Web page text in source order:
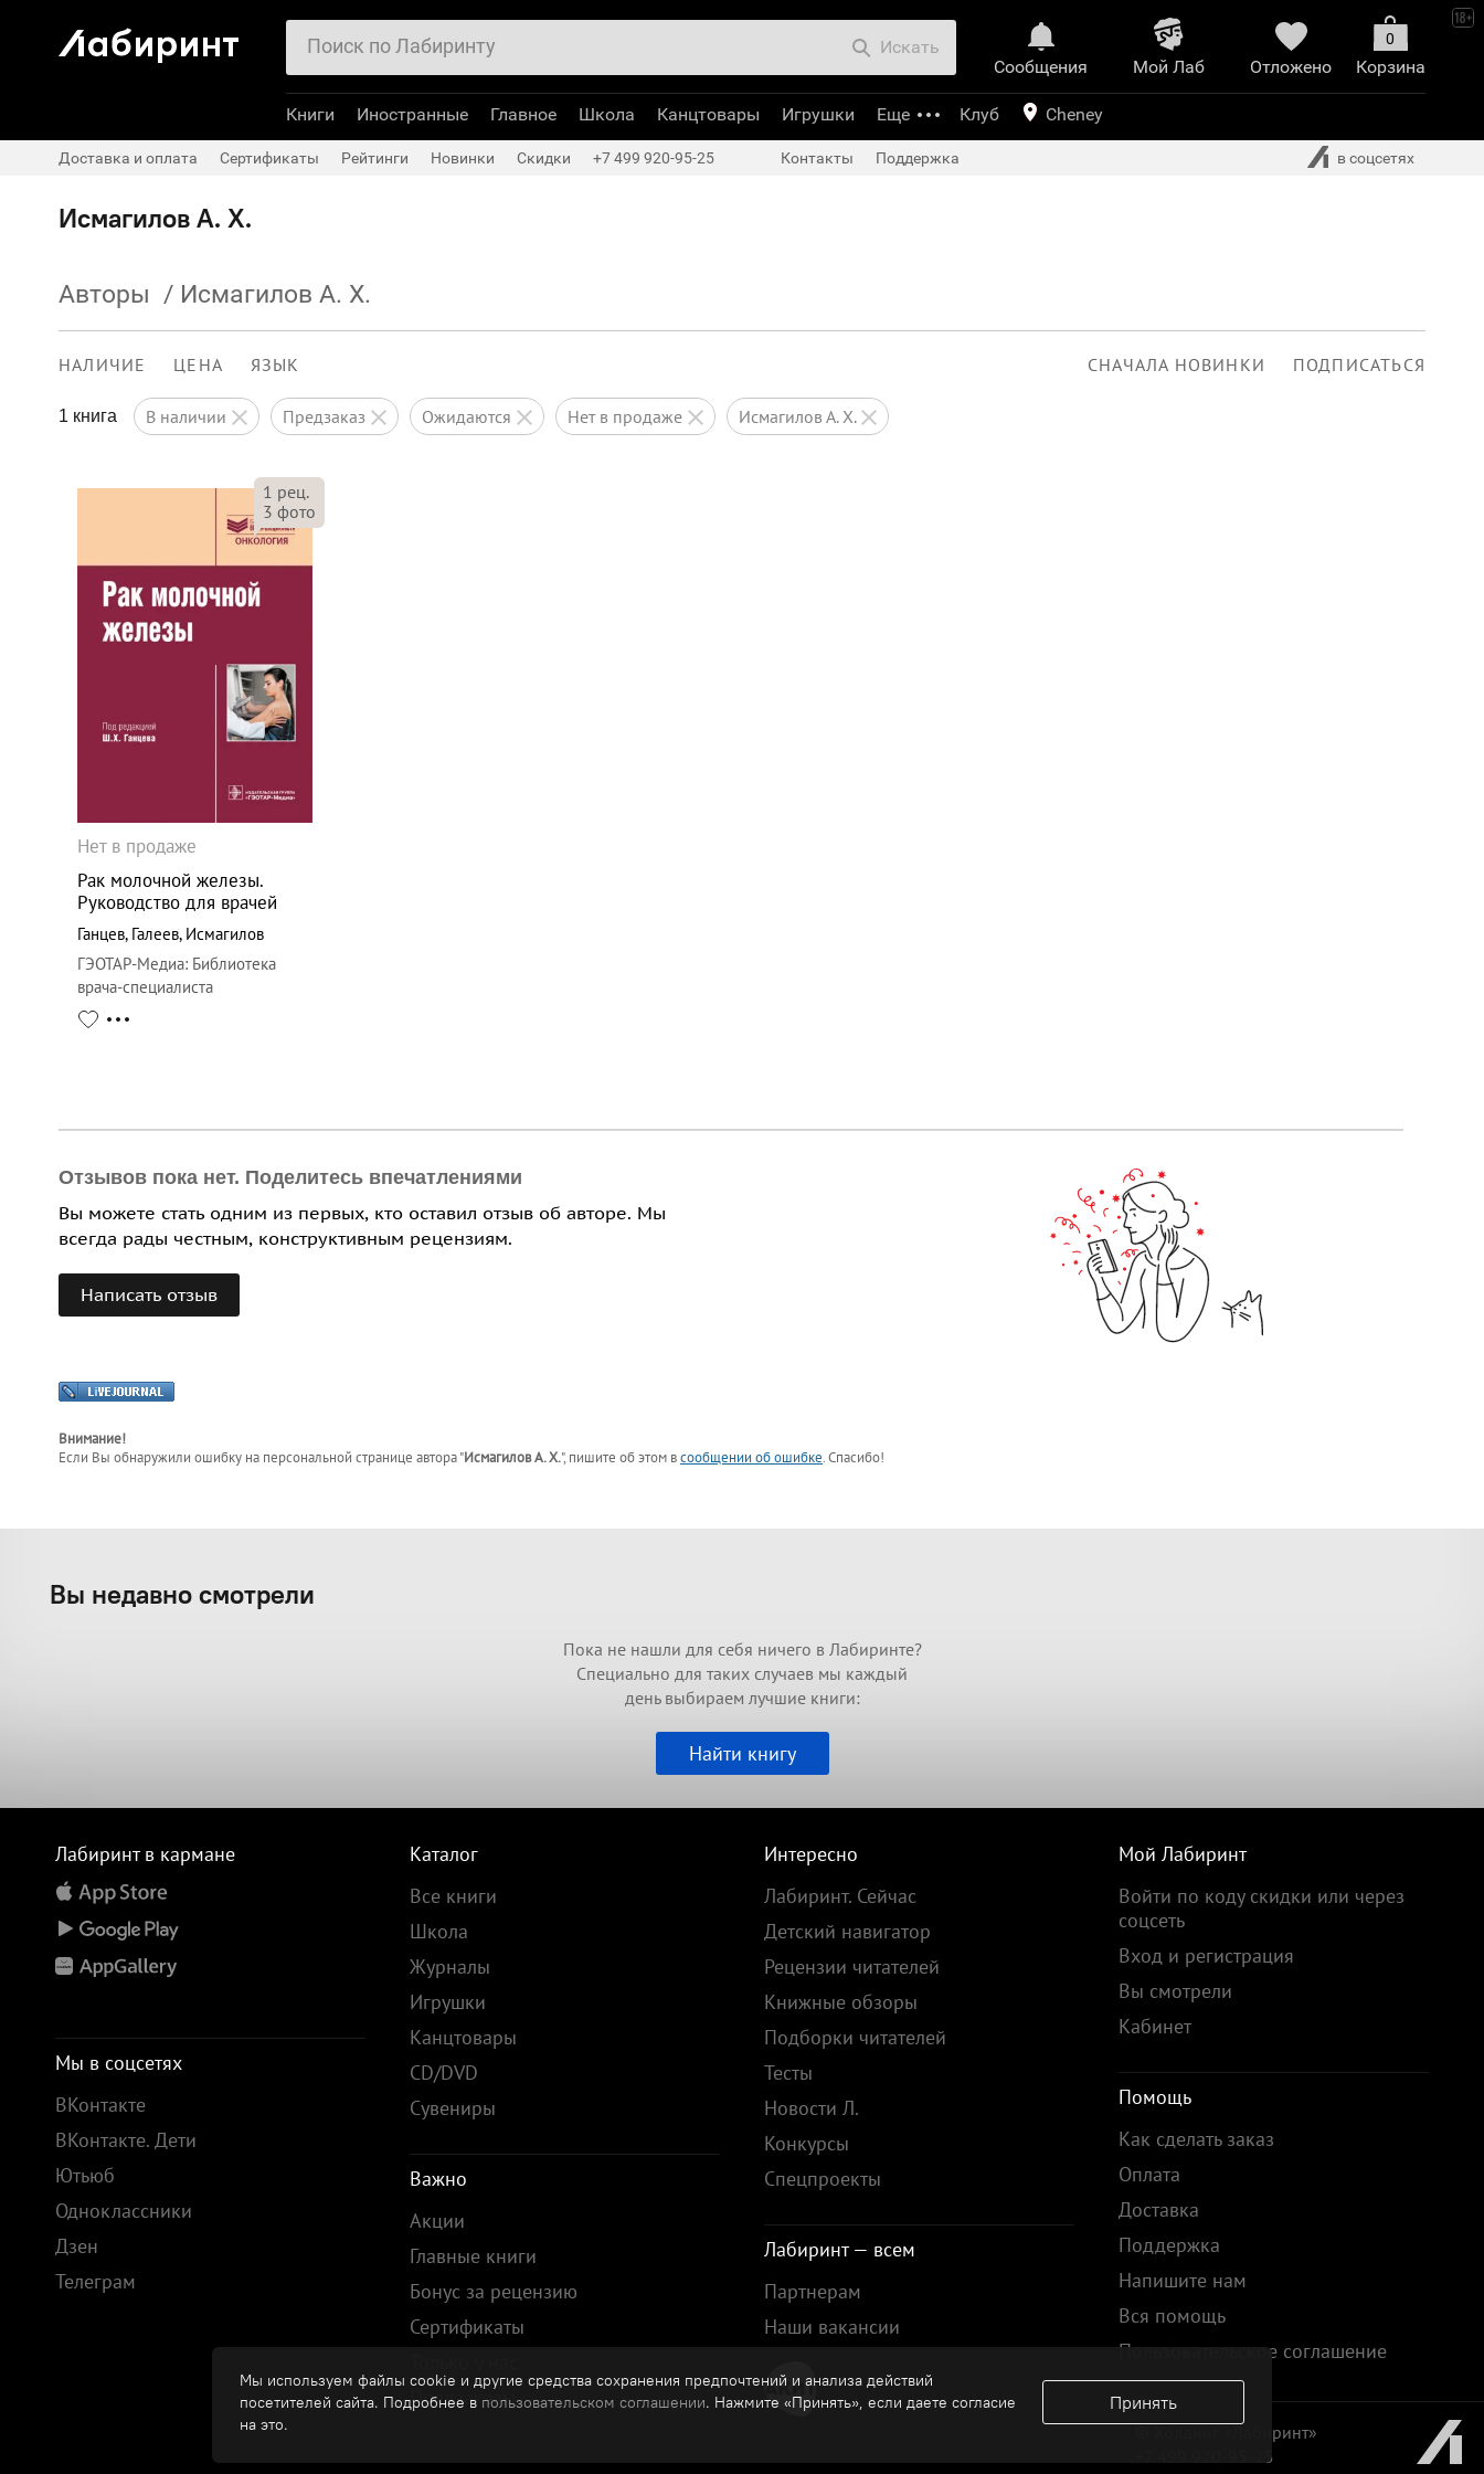
Исмагилов А. Х.
Авторы / Исмагилов А. Х.
НАЛИЧИЕ ЦЕНА ЯЗЫК СНАЧАЛА НОВИНКИ ПОДПИСАТЬСЯ
1 книга в наличии предзаказ ожидаются нет в продаже Исмагилов А. Х.
1 рец.
3 фото
Нет в продаже
Рак молочной железы.
Руководство для врачей
Ганцев, Галеев, Исмагилов
ГЭОТАР-Медиа: Библиотека
врача-специалиста
Отзывов пока нет. Поделитесь впечатлениями
Вы можете стать одним из первых, кто оставил отзыв об авторе. Мы
всегда рады честным, конструктивным рецензиям.
Написать отзыв
Внимание!
Если Вы обнаружили ошибку на персональной странице автора "Исмагилов А. Х.", пишите об этом всообщении об ошибке. Спасибо!
Сообщения
Mой Лаб​
иринт
Отложено
0
Корзина
Искать
Книги Иностранные Главное Школа Канцтовары Игрушки Еще Клуб Cheney
Доставка и оплата Сертификаты Рейтинги Новинки Скидки +7 499 920-95-25 Контакты Поддержка в соцсетях
Мы используем файлы cookie и другие средства сохранения предпочтений и анализа действий
посетителей сайта. Подробнее в пользовательском соглашении. Нажмите «Принять», если даете согласие
на это.
Принять
Вы недавно смотрели
Пока не нашли для себя ничего в Лабиринте?
Специально для таких случаев мы каждый
день выбираем лучшие книги:
Найти книгу
Лабиринт в кармане
Мы в соцсетях
ВКонтакте
ВКонтакте. Дети
Ютьюб
Одноклассники
Дзен
Телеграм
Каталог
Все книги
Школа
Журналы
Игрушки
Канцтовары
CD/DVD
Сувениры
Важно
Акции
Главные книги
Бонус за рецензию
Сертификаты
Предзаказы
Интересно
Лабиринт. Сейчас
Детский навигатор
Рецензии читателей
Книжные обзоры
Подборки читателей
Тесты
Новости Л.
Конкурсы
Спецпроекты
Лабиринт — всем
Партнерам
Наши вакансии
Мой Лабиринт
Войти по коду скидки или через
соцсеть
Вход и регистрация
Вы смотрели
Кабинет
Помощь
Как сделать заказ
Оплата
Доставка
Поддержка
Напишите нам
Вся помощь
Пользовательское соглашение
© Холдинг «Лабиринт»
+7 499 920-95-25